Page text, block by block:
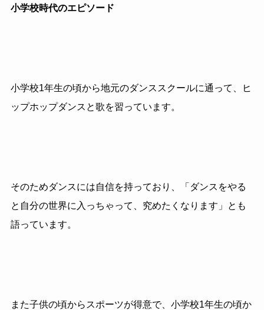
小学校時代のエピソード
小学校1年生の頃から地元のダンススクールに通って、ヒ
ップホップダンスと歌を習っています。
そのためダンスには自信を持っており、「ダンスをやる
と自分の世界に入っちゃって、究めたくなります」とも
語っています。
また子供の頃からスポーツが得意で、小学校1年生の頃か